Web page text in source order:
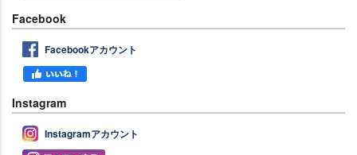
Facebook
Facebookアカウント
Instagram
Instagramアカウント